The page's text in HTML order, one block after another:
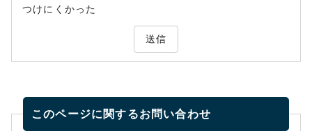
つけにくかった
送信
このページに関するお問い合わせ